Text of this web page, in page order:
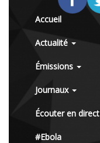
Accueil
Actualité
Émissions
Journaux
Écouter en direct
#Ebola